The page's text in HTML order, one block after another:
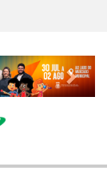
Next